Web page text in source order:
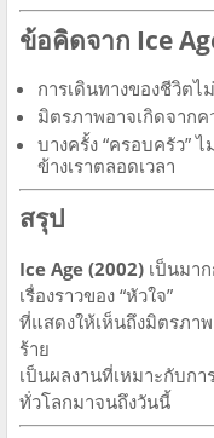
ข้อคิดจาก Ice
การเดินทางของชีวิตไ
มิตรภาพอาจเกิดจาก
บางครั้ง “ครอบครัว”
ข้างเราตลอดเวลา
สรุป
Ice Age (2002) เป็นมา
เรื่องราวของ “หัวใจ”
ที่แสดงให้เห็นถึงมิตรภา
ร้าย
เป็นผลงานที่เหมาะกับก
ทั่วโลกมาจนถึงวันนี้